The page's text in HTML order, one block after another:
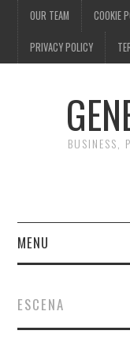
OUR TEAM COOKIE
PRIVACY POLICY
BUSINESS,
MENU
FINANCE
ESCENA